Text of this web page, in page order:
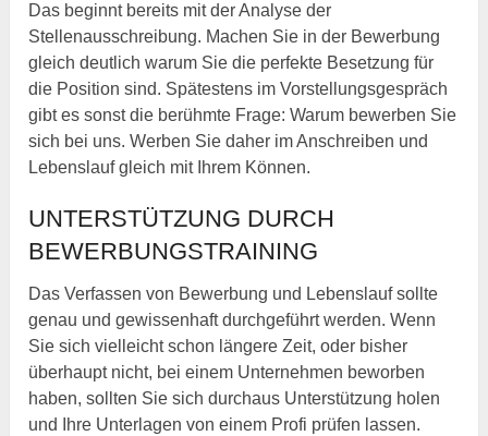
Das beginnt bereits mit der Analyse der
Stellenausschreibung. Machen Sie in der Bewerbung
gleich deutlich warum Sie die perfekte Besetzung für
die Position sind. Spätestens im Vorstellungsgespräch
gibt es sonst die berühmte Frage: Warum bewerben Sie
sich bei uns. Werben Sie daher im Anschreiben und
Lebenslauf gleich mit Ihrem Können.
UNTERSTÜTZUNG DURCH
BEWERBUNGSTRAINING
Das Verfassen von Bewerbung und Lebenslauf sollte
genau und gewissenhaft durchgeführt werden. Wenn
Sie sich vielleicht schon längere Zeit, oder bisher
überhaupt nicht, bei einem Unternehmen beworben
haben, sollten Sie sich durchaus Unterstützung holen
und Ihre Unterlagen von einem Profi prüfen lassen.